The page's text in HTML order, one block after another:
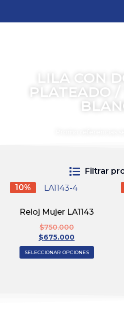
LILA CON
PLATEADO
Filtrar
10%
Reloj Mujer LA1143
$750.000
$675.000
SELECCIONAR OPCIONES